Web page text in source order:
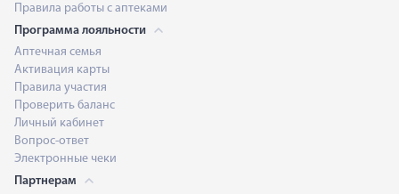
Правила работы с аптеками
Программа лояльности
Аптечная семья
Активация карты
Правила участия
Проверить баланс
Личный кабинет
Вопрос-ответ
Электронные чеки
Партнерам